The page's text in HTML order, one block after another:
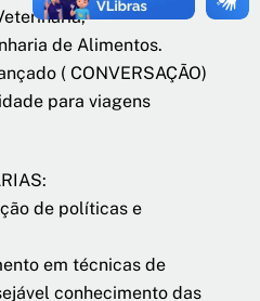
de Alimentos.
( CONVERSAÇÃO)
para viagens
de políticas e
em técnicas de
conhecimento das